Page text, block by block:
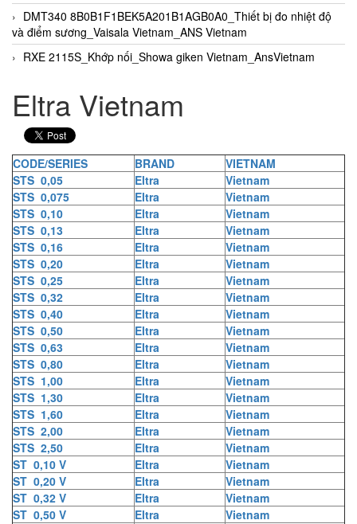
DMT340 8B0B1F1BEK5A201B1AGB0A0_Thiết bị đo nhiệt độ
và điểm sương_Vaisala Vietnam_ANS Vietnam
RXE 2115S_Khớp nối_Showa giken Vietnam_AnsVietnam
Eltra Vietnam
CODE/SERIES BRAND
VIETNAM
STS 0,05
Eltra
Vietnam
STS 0,075
Eltra
Vietnam
STS 0,10
Eltra
Vietnam
STS 0,13
Eltra
Vietnam
STS 0,16
Eltra
Vietnam
STS 0,20
Eltra
Vietnam
STS 0,25
Eltra
Vietnam
STS 0,32
Eltra
Vietnam
STS 0,40
Eltra
Vietnam
STS 0,50
Eltra
Vietnam
STS 0,63
Eltra
Vietnam
STS 0,80
Eltra
Vietnam
STS 1,00
Eltra
Vietnam
STS 1,30
Eltra
Vietnam
STS 1,60
Eltra
Vietnam
STS 2,00
Eltra
Vietnam
STS 2,50
Eltra
Vietnam
ST 0,10 V
Eltra
Vietnam
ST 0,20 V
Eltra
Vietnam
ST 0,32 V
Eltra
Vietnam
ST 0,50 V
Eltra
Vietnam